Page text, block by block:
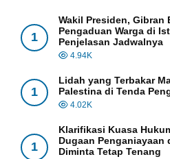
1
Wakil Presiden, Gibran
Pengaduan Warga di
Penjelasan Jadwalnya
4.94K
1
Lidah yang Terbakar
Palestina di Tenda
4.02K
1
Klarifikasi Kuasa
Dugaan Penganiayaan
Diminta Tetap Tenang